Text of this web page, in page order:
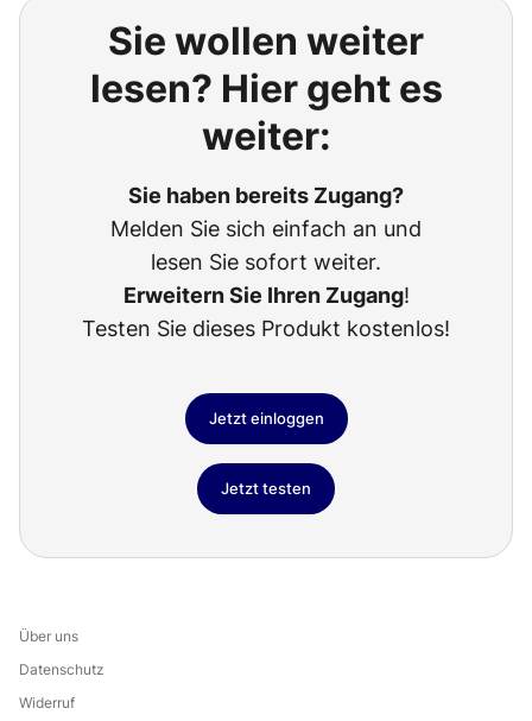
Sie wollen weiter
lesen? Hier geht es
weiter:
Sie haben bereits Zugang?
Melden Sie sich einfach an und
lesen Sie sofort weiter.
Erweitern Sie Ihren Zugang!
Testen Sie dieses Produkt kostenlos!
Jetzt einloggen
Jetzt testen
Über uns
Datenschutz
Widerruf